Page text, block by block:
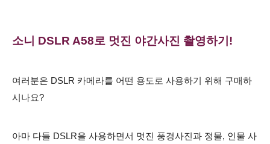
소니 DSLR A58로 멋진 야간사진 촬영하기!
여러분은 DSLR 카메라를 어떤 용도로 사용하기 위해 구매하
시나요?
아마 다들 DSLR을 사용하면서 멋진 풍경사진과 정물, 인물 사